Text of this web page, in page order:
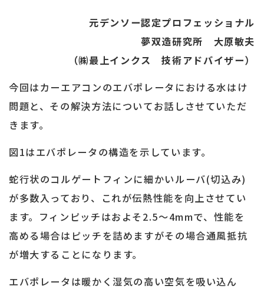
元デンソー認定プロフェッショナル
夢双造研究所 大原敏夫
（㈱最上インクス 技術アドバイザー）
今回はカーエアコンのエバポレータにおける水はけ
問題と、その解決方法についてお話しさせていただ
きます。
図1はエバポレータの構造を示しています。
蛇行状のコルゲートフィンに細かいルーバ(切込み)
が多数入っており、これが伝熱性能を向上させてい
ます。フィンピッチはおよそ2.5～4mmで、性能を
高める場合はピッチを詰めますがその場合通風抵抗
が増大することになります。
エバポレータは暖かく湿気の高い空気を吸い込ん